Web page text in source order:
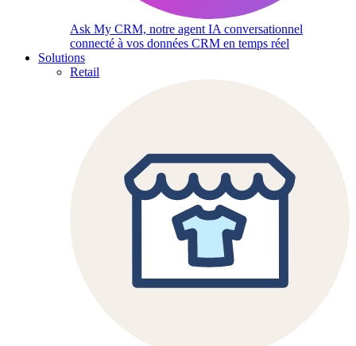
Ask My CRM, notre agent IA conversationnel
connecté à vos données CRM en temps réel
Solutions
Retail